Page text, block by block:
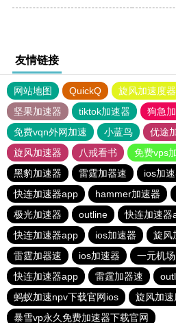
友情链接
网站地图 QuickQ 旋风加速度器
坚果加速器
tiktok加速器
狗急
免费vqn外网加速
小蓝鸟 优途
旋风加速器
八戒看书
免费vps
黑豹加速器
雷霆加器速 ios加
快连加速器app
hammer加速器
极光加速器
outline 快连加速器
快连加速器app
ios加速器 旋风
雷霆加器速
ios加速器 一元机场
快连加速器app
雷霆加器速
蚂蚁加速npv下载官网ios
旋风加速
暴雪vp永久免费加速器下载官网